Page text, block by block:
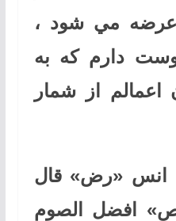
عرضه مي شود ،
دارم كه به
از شمار
انس «رض» قال
افضل الصوم